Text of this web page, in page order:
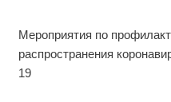
Мероприятия по
распространения
19